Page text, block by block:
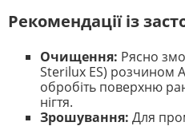
Рекомендації із
Очищення: Рясно
Sterilux ES) розчином
обробіть поверхню
нігтя.
Зрошування: Для